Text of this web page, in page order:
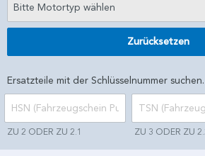
Bitte Motortyp wählen
Zurücksetzen
Ersatzteile mit der Schlüsselnummer suchen.
ZU 2 ODER ZU 2.1 ZU 3 ODER ZU